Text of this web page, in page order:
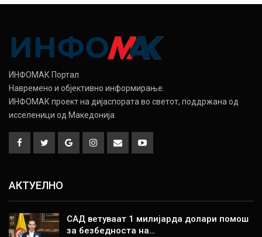
ИНФОМАК Портал
Навремено и објективно информирање.
ИНФОМАК проект на дијаспората во светот, поддржана од
исселеници од Македонија.
АКТУЕЛНО
САД ветуваат 1 милијарда долари помош
за безбедноста на…